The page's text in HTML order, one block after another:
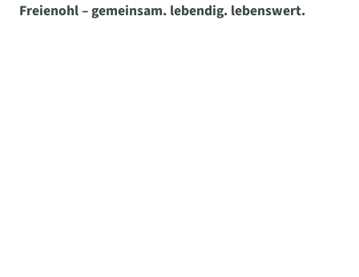
Freienohl – gemeinsam. lebendig. lebenswert.